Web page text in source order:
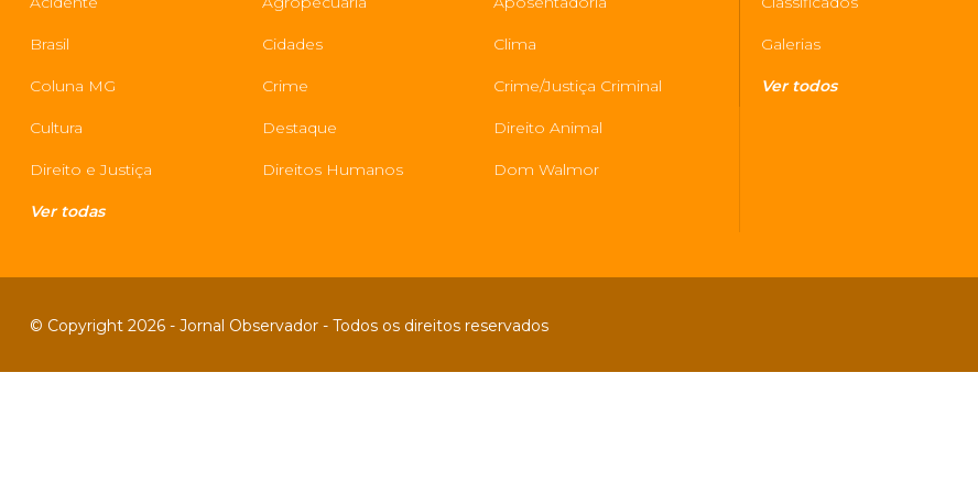
Brasil Cidades Clima
Coluna MG Crime Crime/Justiça Criminal
Cultura Destaque Direito Animal
Direito e Justiça Direitos Humanos Dom Walmor
Ver todas
Galerias
Ver todos
© Copyright 2026 - Jornal Observador - Todos os direitos reservados